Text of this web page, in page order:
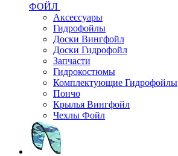
ФОЙЛ
Аксессуары
Гидрофойлы
Доски Вингфойл
Доски Гидрофойл
Запчасти
Гидрокостюмы
Комплектующие Гидрофойлы
Пончо
Крылья Вингфойл
Чехлы Фойл